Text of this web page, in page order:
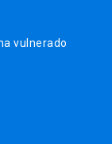
vulnerado